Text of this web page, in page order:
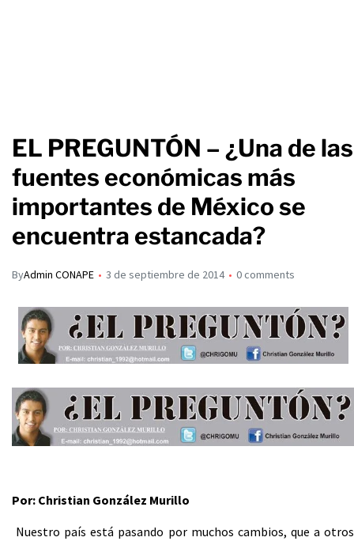
EL PREGUNTÓN – ¿Una de las
fuentes económicas más
importantes de México se
encuentra estancada?
ByAdmin CONAPE 3 de septiembre de 2014 0 comments
Por: Christian González Murillo
Nuestro país está pasando por muchos cambios, que a otros